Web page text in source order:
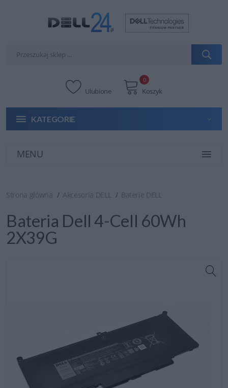
Ulubione Koszyk
0
KATEGORIE
MENU
Strona główna Akcesoria DELL Baterie DELL
Bateria Dell 4-Cell 60Wh
2X39G